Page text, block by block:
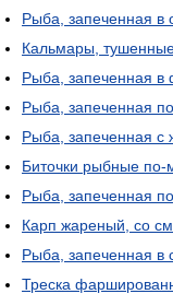
Рыба, запеченная в
Кальмары,
Рыба, запеченная в
Рыба, запеченная
Рыба, запеченная
Биточки рыбные по-
Рыба, запеченная
Карп жареный, со
Рыба, запеченная в
Треска